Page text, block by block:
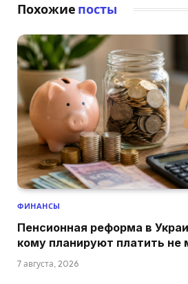
Похожие посты
ФИНАНСЫ
Пенсионная реформа в
кому планируют платить не
7 августа, 2026